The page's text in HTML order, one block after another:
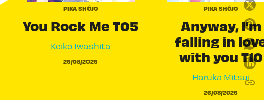
PIKA SHÔJO
You Rock Me T05
Keiko Iwashita
26/08/2026
PIKA SHÔJO
Anyway, I'm
falling in
with you T10
Haruka Mitsui
26/08/2026
link